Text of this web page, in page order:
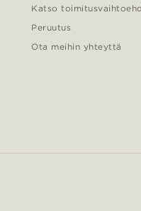
Katso
Peruutus
Ota meihin yhteyttä